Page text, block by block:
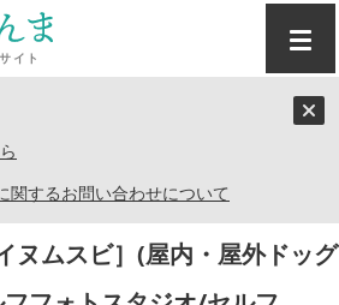
関するお問い合わせについて
ビ］(屋内・屋外ドッグラン/カ
オ/セルフウォッシュ)
ヌムスビ］(屋内・屋外ドッグ